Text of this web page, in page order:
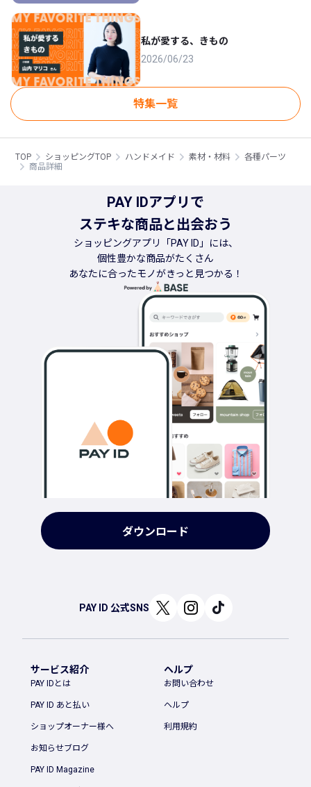
私が愛する、きもの
2026/06/23
特集一覧
TOP ショッピングTOP ハンドメイド 素材・材料
各種パーツ
商品詳細
PAY IDアプリで
ステキな商品と出会おう
ショッピングアプリ「PAY ID」には、
個性豊かな商品がたくさん
あなたに合ったモノがきっと見つかる！
ダウンロード
PAY ID 公式SNS
サービス紹介
PAY IDとは
PAY ID あと払い
ショップオーナー様へ
お知らせブログ
PAY ID Magazine
ヘルプ
お問い合わせ
ヘルプ
利用規約